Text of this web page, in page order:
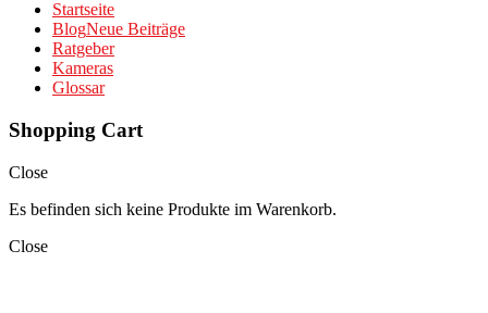
Startseite
BlogNeue Beiträge
Ratgeber
Kameras
Glossar
Shopping Cart
Close
Es befinden sich keine Produkte im Warenkorb.
Close